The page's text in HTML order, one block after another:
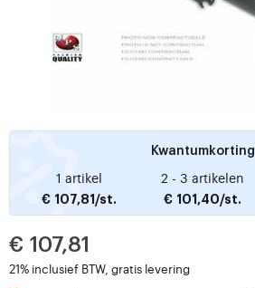
Kwantumkorting
1 artikel
€ 107,81/st.
2 - 3 artikelen
€ 101,40/st.
€ 107,81
21% inclusief BTW, gratis levering